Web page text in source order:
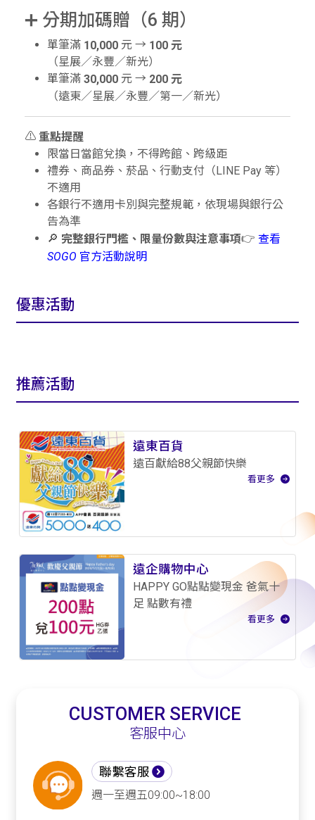
➕ 分期加碼贈（6 期）
單筆滿 10,000 元 → 100 元
（星展／永豐／新光）
單筆滿30,000 元 → 200 元
（遠東／星展／永豐／第一／新光）
⚠️ 重點提醒
限當日當館兌換，不得跨館、跨級距
禮券、商品券、菸品、行動支付（LINE Pay 等）
不適用
各銀行不適用卡別與完整規範，依現場與銀行公
告為準
🔎 完整銀行門檻、限量份數與注意事項👉查看
SOGO 官方活動說明
優惠活動
推薦活動
遠東百貨
遠百獻給88父親節快樂
看更多
遠企購物中心
HAPPY GO點點變現金 爸氣十
足 點數有禮
看更多
CUSTOMER SERVICE
客服中心
聯繫客服
週一至週五09:00~18:00